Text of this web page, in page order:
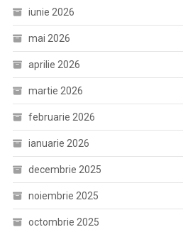
iunie 2026
mai 2026
aprilie 2026
martie 2026
februarie 2026
ianuarie 2026
decembrie 2025
noiembrie 2025
octombrie 2025